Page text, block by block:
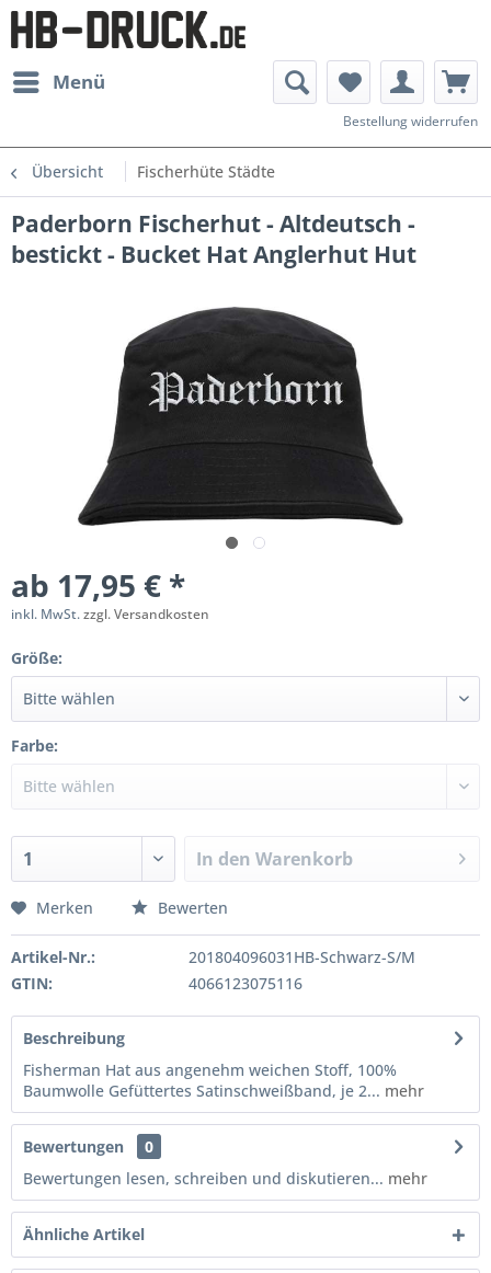
Menü
Bestellung widerrufen
Übersicht Fischerhüte Städte
Paderborn Fischerhut - Altdeutsch -
bestickt - Bucket Hat Anglerhut Hut
ab 17,95 € *
inkl. MwSt.zzgl. Versandkosten
Größe:
Farbe:
In den Warenkorb
Merken Bewerten
Artikel-Nr.:
201804096031HB-Schwarz-S/M
GTIN:
4066123075116
Beschreibung
Fisherman Hat aus angenehm weichen Stoff, 100%
Baumwolle Gefüttertes Satinschweißband, je 2... mehr
Bewertungen
0
Bewertungen lesen, schreiben und diskutieren... mehr
Ähnliche Artikel